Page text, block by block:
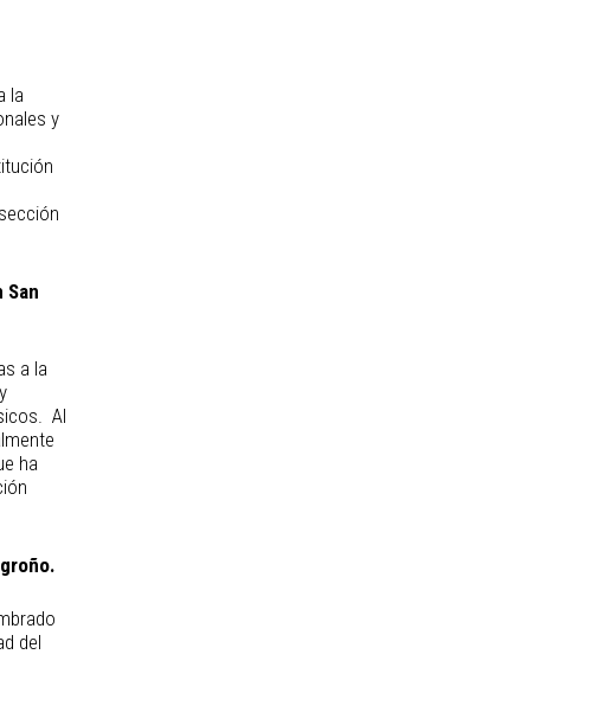
la
y
San
a la
Al
ha
del